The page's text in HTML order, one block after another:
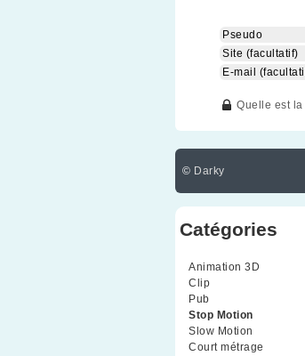
Quelle est la
© Darky
Catégories
Animation 3D
Clip
Pub
Stop Motion
Slow Motion
Court métrage